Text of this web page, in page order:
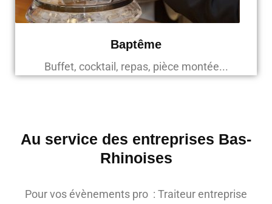
Baptême
Buffet, cocktail, repas, pièce montée...
Au service des entreprises Bas-
Rhinoises
Pour vos évènements pro : Traiteur entreprise